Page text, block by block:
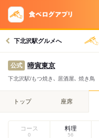
下北沢駅グルメへ
公式 啼寅東京
下北沢駅/もつ焼き､ 居酒屋､ 焼き鳥
トップ 座席
コース
0
料理
56